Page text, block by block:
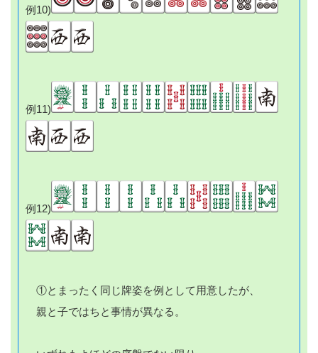
例10)
例11)
例12)
①とまったく同じ牌姿を例として用意したが、
親と子ではちと事情が異なる。